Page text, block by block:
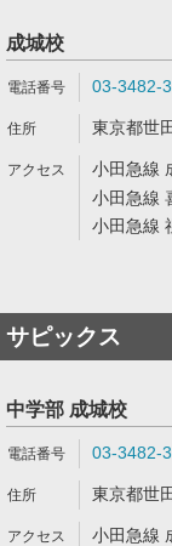
成城校
03-3482-
東京都世
小田急線
小田急線
小田急線
サピックス
中学部 成城校
03-3482-
東京都世
小田急線